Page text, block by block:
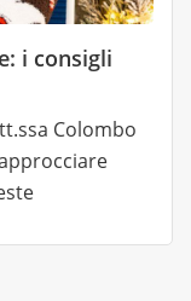
i consigli
Colombo